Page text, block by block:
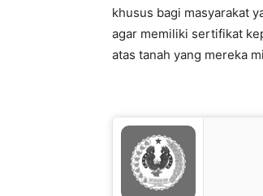
khusus bagi masyarakat
agar memiliki sertifikat
atas tanah yang mereka